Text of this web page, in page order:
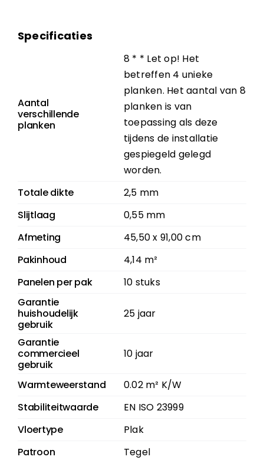
Specificaties
Aantal
verschillende
planken
8 * * Let op! Het
betreffen 4 unieke
planken. Het aantal van 8
planken is van
toepassing als deze
tijdens de installatie
gespiegeld gelegd
worden.
Totale dikte
2,5 mm
Slijtlaag
0,55 mm
Afmeting
45,50 x 91,00 cm
Pakinhoud
4,14 m²
Panelen per pak
10 stuks
Garantie
huishoudelijk
gebruik
25 jaar
Garantie
commercieel
gebruik
10 jaar
Warmteweerstand
0.02 m² K/W
Stabiliteitwaarde
EN ISO 23999
Vloertype
Plak
Patroon
Tegel